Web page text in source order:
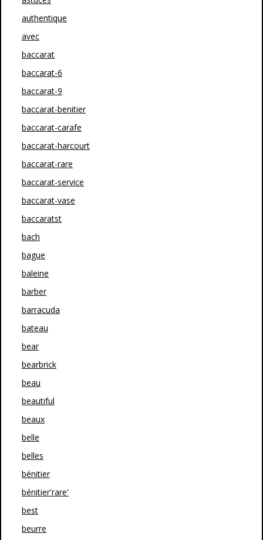
authentique
avec
baccarat
baccarat-6
baccarat-9
baccarat-benitier
baccarat-carafe
baccarat-harcourt
baccarat-rare
baccarat-service
baccarat-vase
baccaratst
bach
bague
baleine
barber
barracuda
bateau
bear
bearbrick
beau
beautiful
beaux
belle
belles
bénitier
bénitier'rare'
best
beurre